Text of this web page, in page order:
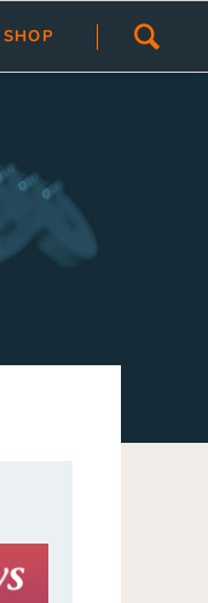
überspringen
SHOP